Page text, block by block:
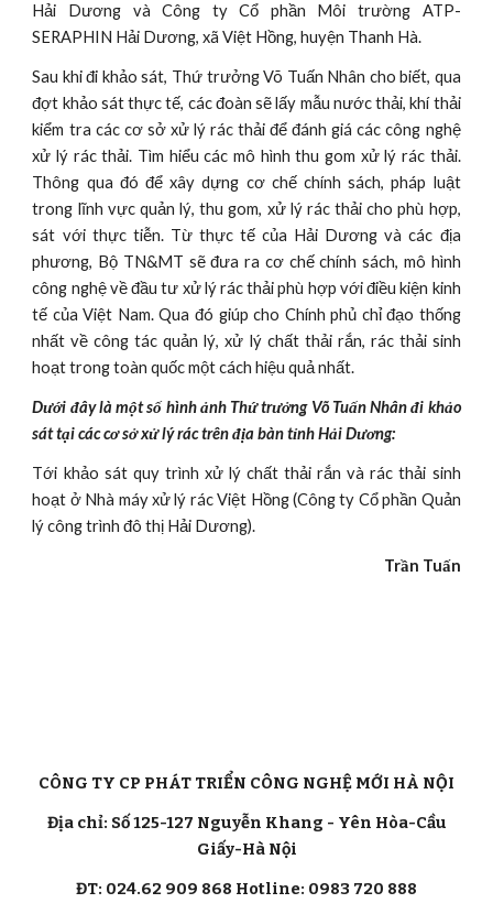
Hải Dương và Công ty Cổ phần Môi trường ATP-
SERAPHIN Hải Dương, xã Việt Hồng, huyện Thanh Hà.
Sau khi đi khảo sát, Thứ trưởng Võ Tuấn Nhân cho biết, qua
đợt khảo sát thực tế, các đoàn sẽ lấy mẫu nước thải, khí thải
kiểm tra các cơ sở xử lý rác thải để đánh giá các công nghệ
xử lý rác thải. Tìm hiểu các mô hình thu gom xử lý rác thải.
Thông qua đó để xây dựng cơ chế chính sách, pháp luật
trong lĩnh vực quản lý, thu gom, xử lý rác thải cho phù hợp,
sát với thực tiễn. Từ thực tế của Hải Dương và các địa
phương, Bộ TN&MT sẽ đưa ra cơ chế chính sách, mô hình
công nghệ về đầu tư xử lý rác thải phù hợp với điều kiện kinh
tế của Việt Nam. Qua đó giúp cho Chính phủ chỉ đạo thống
nhất về công tác quản lý, xử lý chất thải rắn, rác thải sinh
hoạt trong toàn quốc một cách hiệu quả nhất.
Dưới đây là một số hình ảnh Thứ trưởng Võ Tuấn Nhân đi khảo
sát tại các cơ sở xử lý rác trên địa bàn tỉnh Hải Dương:
Tới khảo sát quy trình xử lý chất thải rắn và rác thải sinh
hoạt ở Nhà máy xử lý rác Việt Hồng (Công ty Cổ phần Quản
lý công trình đô thị Hải Dương).
Trần Tuấn
CÔNG TY CP PHÁT TRIỂN CÔNG NGHỆ MỚI HÀ NỘI
Địa chỉ: Số 125-127 Nguyễn Khang - Yên Hòa-Cầu
Giấy-Hà Nội
ĐT: 024.62 909 868 Hotline: 0983 720 888